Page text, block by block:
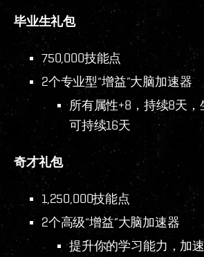
毕业生礼包
750,000技能点
2个专业型“增益”大脑加速器
所有属性+8，持续8天
可持续16天
奇才礼包
1,250,000技能点
2个高级“增益”大脑加速器
提升你的学习能力，加